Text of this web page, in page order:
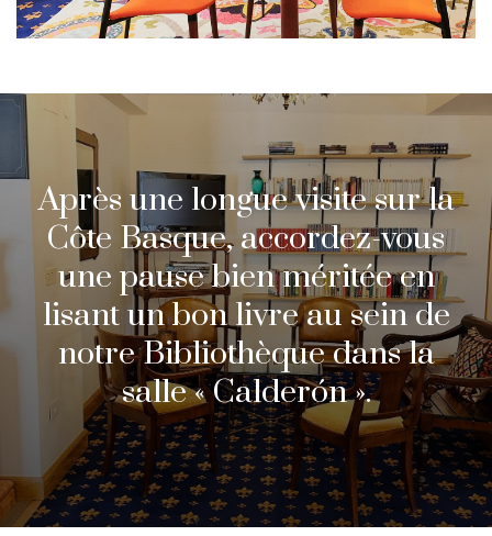
Après une longue visite sur la
Côte Basque, accordez-vous
une pause bien méritée en
lisant un bon livre au sein de
notre Bibliothèque dans la
salle « Calderón ».